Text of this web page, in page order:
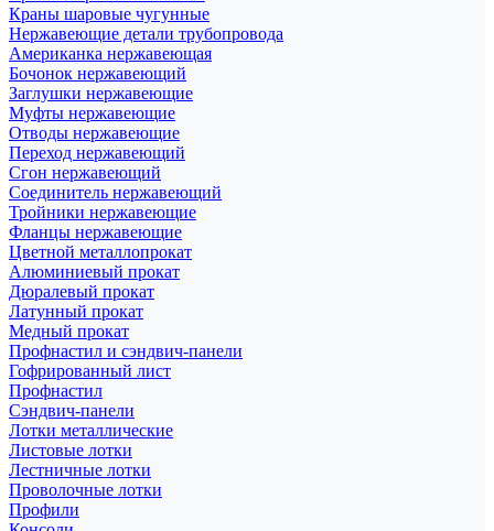
Краны шаровые чугунные
Нержавеющие детали трубопровода
Американка нержавеющая
Бочонок нержавеющий
Заглушки нержавеющие
Муфты нержавеющие
Отводы нержавеющие
Переход нержавеющий
Сгон нержавеющий
Соединитель нержавеющий
Тройники нержавеющие
Фланцы нержавеющие
Цветной металлопрокат
Алюминиевый прокат
Дюралевый прокат
Латунный прокат
Медный прокат
Профнастил и сэндвич-панели
Гофрированный лист
Профнастил
Сэндвич-панели
Лотки металлические
Листовые лотки
Лестничные лотки
Проволочные лотки
Профили